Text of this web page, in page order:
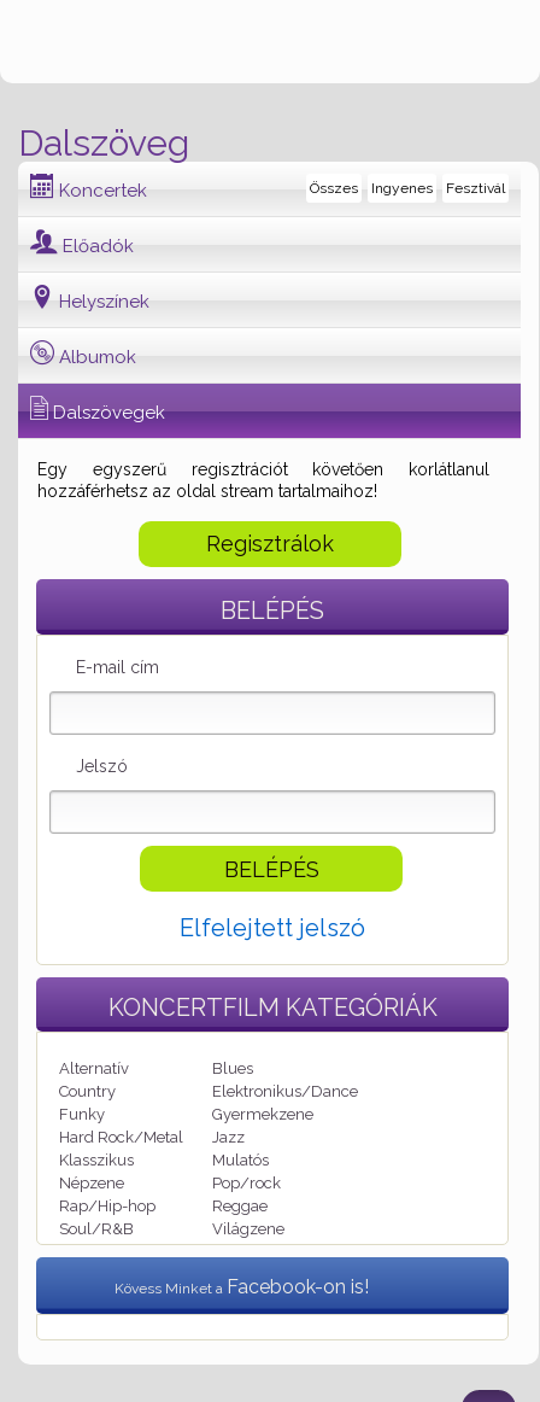
Dalszöveg
Koncertek Fesztivál
Ingyenes
Összes
Előadók
Helyszínek
Albumok
Dalszövegek
Egy egyszerű regisztrációt követően korlátlanul
hozzáférhetsz az oldal stream tartalmaihoz!
Regisztrálok
BELÉPÉS
E-mail cím
Jelszó
Elfelejtett jelszó
KONCERTFILM KATEGÓRIÁK
Alternatív
Blues
Country
Elektronikus/Dance
Funky
Gyermekzene
Hard Rock/Metal
Jazz
Klasszikus
Mulatós
Népzene
Pop/rock
Rap/Hip-hop
Reggae
Soul/R&B
Világzene
Kövess Minket a Facebook-on is!